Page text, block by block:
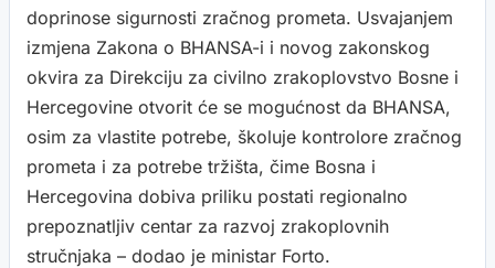
doprinose sigurnosti zračnog prometa. Usvajanjem
izmjena Zakona o BHANSA-i i novog zakonskog
okvira za Direkciju za civilno zrakoplovstvo Bosne i
Hercegovine otvorit će se mogućnost da BHANSA,
osim za vlastite potrebe, školuje kontrolore zračnog
prometa i za potrebe tržišta, čime Bosna i
Hercegovina dobiva priliku postati regionalno
prepoznatljiv centar za razvoj zrakoplovnih
stručnjaka – dodao je ministar Forto.